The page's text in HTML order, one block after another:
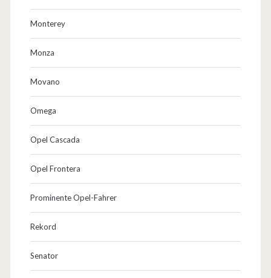
Monterey
Monza
Movano
Omega
Opel Cascada
Opel Frontera
Prominente Opel-Fahrer
Rekord
Senator